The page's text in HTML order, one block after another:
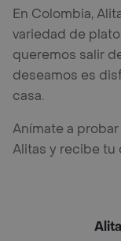
En Colombia,
variedad de
queremos salir
deseamos es
casa.
Anímate a
Alitas y recibe tu